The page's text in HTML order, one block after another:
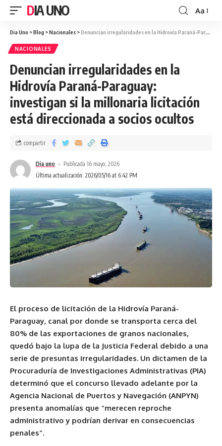
DIA UNO Aa
Dia Uno >Blog >Nacionales >Denuncian irregularidades en la Hidrovía Paraná-Paraguay: investigan si la millonaria licitación está direccionada a socios ocultos
NACIONALES
Denuncian irregularidades en la
Hidrovía Paraná-Paraguay:
investigan si la millonaria licitación
está direccionada a socios ocultos
Última actualización: 2026/05/16 at 6:42 PM
Dia uno Publicada 16 mayo, 2026
compartir
El proceso de licitación de la Hidrovía Paraná-
Paraguay, canal por donde se transporta cerca del
80% de las exportaciones de granos nacionales,
quedó bajo la lupa de la Justicia Federal debido a una
serie de presuntas irregularidades. Un dictamen de la
Procuraduría de Investigaciones Administrativas (PIA)
determinó que el concurso llevado adelante por la
Agencia Nacional de Puertos y Navegación (ANPYN)
presenta anomalías que “merecen reproche
administrativo y podrían derivar en consecuencias
penales”.